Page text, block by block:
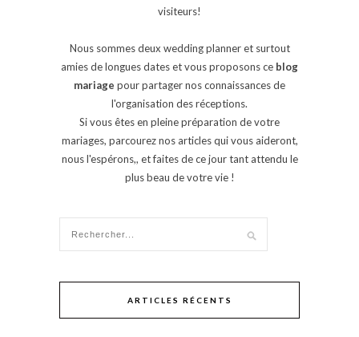
visiteurs!
Nous sommes deux wedding planner et surtout
amies de longues dates et vous proposons ce blog
mariage pour partager nos connaissances de
l'organisation des réceptions.
Si vous êtes en pleine préparation de votre
mariages, parcourez nos articles qui vous aideront,
nous l'espérons,, et faites de ce jour tant attendu le
plus beau de votre vie !
ARTICLES RÉCENTS